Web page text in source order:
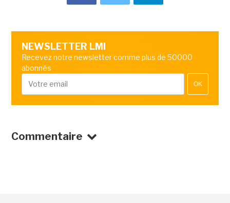
NEWSLETTER LMI
Recevez notre newsletter comme plus de 50000
abonnés
OK
Commentaire